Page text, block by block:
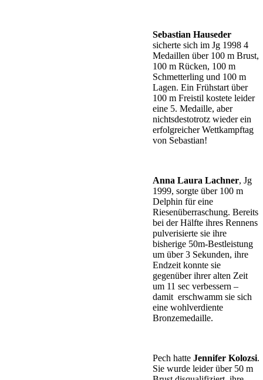
Sebastian Hauseder
sicherte sich im Jg 1998 4
Medaillen über 100 m Brust,
100 m Rücken, 100 m
Schmetterling und 100 m
Lagen. Ein Frühstart über
100 m Freistil kostete leider
eine 5. Medaille, aber
nichtsdestotrotz wieder ein
erfolgreicher Wettkampftag
von Sebastian!
Anna Laura Lachner, Jg
1999, sorgte über 100 m
Delphin für eine
Riesenüberraschung. Bereits
bei der Hälfte ihres Rennens
pulverisierte sie ihre
bisherige 50m-Bestleistung
um über 3 Sekunden, ihre
Endzeit konnte sie
gegenüber ihrer alten Zeit
um 11 sec verbessern –
damit erschwamm sie sich
eine wohlverdiente
Bronzemedaille.
Pech hatte Jennifer Kolozsi.
Sie wurde leider über 50 m